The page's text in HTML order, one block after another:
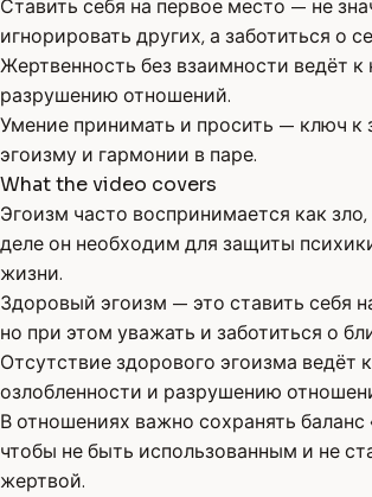
Ставить себя на первое место — не
игнорировать других, а заботиться о
Жертвенность без взаимности ведёт к
разрушению отношений.
Умение принимать и просить — ключ к
эгоизму и гармонии в паре.
What the video covers
Эгоизм часто воспринимается как
деле он необходим для защиты
жизни.
Здоровый эгоизм — это ставить себя
но при этом уважать и заботиться о
Отсутствие здорового эгоизма ведёт
озлобленности и разрушению
В отношениях важно сохранять баланс
чтобы не быть использованным и не
жертвой.